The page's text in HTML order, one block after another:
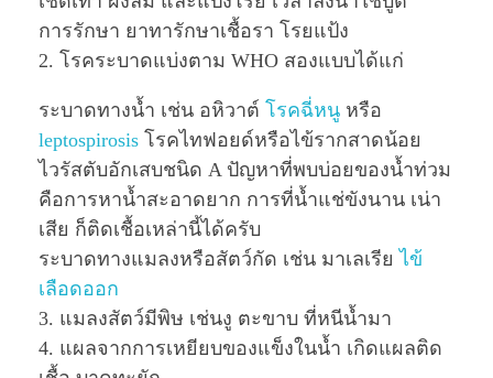
การรักษา ยาทารักษาเชื้อรา โรยแป้ง
2. โรคระบาดแบ่งตาม WHO สองแบบได้แก่
ระบาดทางน้ำ เช่น อหิวาต์ โรคฉี่หนู หรือ
leptospirosis โรคไทฟอยด์หรือไข้รากสาดน้อย
ไวรัสตับอักเสบชนิด A ปัญหาที่พบบ่อยของน้ำท่วม
คือการหาน้ำสะอาดยาก การที่น้ำแช่ขังนาน เน่า
เสีย ก็ติดเชื้อเหล่านี้ได้ครับ
ระบาดทางแมลงหรือสัตว์กัด เช่น มาเลเรียไข้
เลือดออก
3. แมลงสัตว์มีพิษ เช่นงู ตะขาบ ที่หนีน้ำมา
4. แผลจากการเหยียบของแข็งในน้ำ เกิดแผลติด